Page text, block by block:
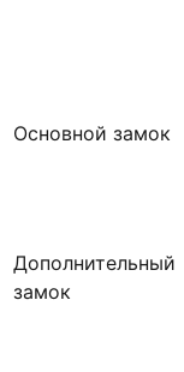
Основной замок
Дополнительный
замок